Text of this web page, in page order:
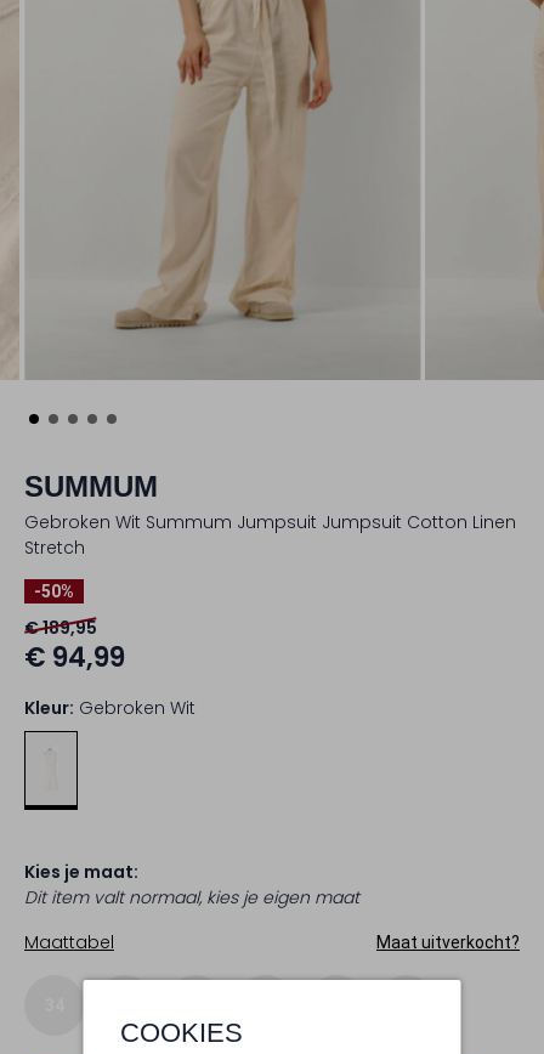
COOKIES
SUMMUM
Gebroken Wit Summum Jumpsuit Jumpsuit Cotton Linen
Stretch
-50%
€ 189,95
€ 94,99
Kleur: Gebroken Wit
Kies je maat:
Dit item valt normaal, kies je eigen maat
Maattabel
Maat uitverkocht?